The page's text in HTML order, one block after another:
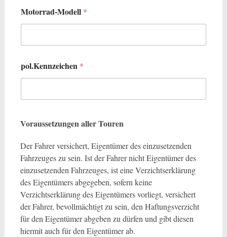
Motorrad-Modell *
pol.Kennzeichen *
Voraussetzungen aller Touren
Der Fahrer versichert, Eigentümer des einzusetzenden
Fahrzeuges zu sein. Ist der Fahrer nicht Eigentümer des
einzusetzenden Fahrzeuges, ist eine Verzichtserklärung
des Eigentümers abgegeben, sofern keine
Verzichtserklärung des Eigentümers vorliegt, versichert
der Fahrer, bevollmächtigt zu sein, den Haftungsverzicht
für den Eigentümer abgeben zu dürfen und gibt diesen
hiermit auch für den Eigentümer ab.